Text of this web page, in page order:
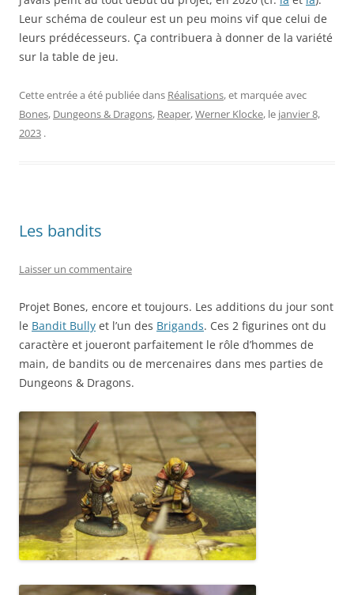
Leur schéma de couleur est un peu moins vif que celui de
leurs prédécesseurs. Ça contribuera à donner de la variété
sur la table de jeu.
Cette entrée a été publiée dans Réalisations, et marquée avec
Bones, Dungeons & Dragons, Reaper,Werner Klocke, le janvier 8,
2023 .
Les bandits
Laisser un commentaire
Projet Bones, encore et toujours. Les additions du jour sont
le Bandit Bully et l’un des Brigands. Ces 2 figurines ont du
caractère et joueront parfaitement le rôle d’hommes de
main, de bandits ou de mercenaires dans mes parties de
Dungeons & Dragons.